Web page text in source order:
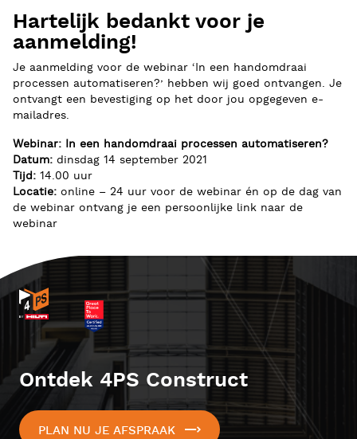
Hartelijk bedankt voor je
aanmelding!
Je aanmelding voor de webinar ‘In een handomdraai
processen automatiseren?’ hebben wij goed ontvangen. Je
ontvangt een bevestiging op het door jou opgegeven e-
mailadres.
Webinar: In een handomdraai processen automatiseren?
Datum: dinsdag 14 september 2021
Tijd: 14.00 uur
Locatie: online – 24 uur voor de webinar én op de dag van
de webinar ontvang je een persoonlijke link naar de
webinar
Ontdek 4PS Construct
PLAN NU JE AFSPRAAK